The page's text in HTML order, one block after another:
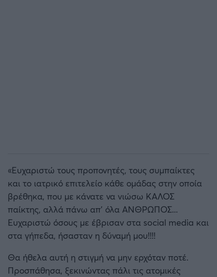
«Ευχαριστώ τους προπονητές, τους συμπαίκτες
και το ιατρικό επιτελείο κάθε ομάδας στην οποία
βρέθηκα, που με κάνατε να νιώσω ΚΑΛΟΣ
παίκτης, αλλά πάνω απ' όλα ΑΝΘΡΩΠΟΣ...
Ευχαριστώ όσους με έβρισαν στα social media και
στα γήπεδα, ήσασταν η δύναμή μου!!!!
Θα ήθελα αυτή η στιγμή να μην ερχόταν ποτέ.
Προσπάθησα, ξεκινώντας πάλι τις ατομικές